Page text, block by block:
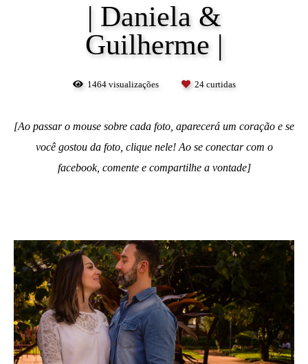
| Daniela &
Guilherme |
1464visualizações 24curtidas
[Ao passar o mouse sobre cada foto, aparecerá um coração e se
você gostou da foto, clique nele! Ao se conectar com o
facebook, comente e compartilhe a vontade]